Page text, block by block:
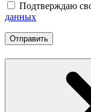
Подтверждаю
данных
Отправить